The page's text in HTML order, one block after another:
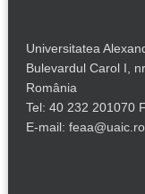
Universitatea
Bulevardul Carol I,
România
Tel: 40 232 201070
E-mail: feaa@uaic.ro